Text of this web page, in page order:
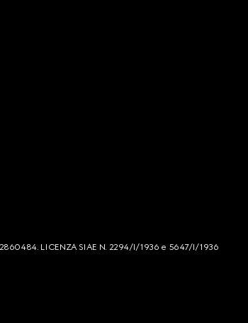
LICENZA SIAE N. 2294/I/1936 e 5647/I/1936